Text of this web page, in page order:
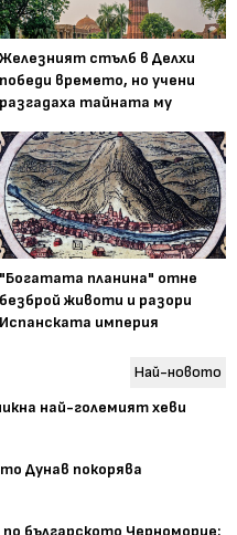
Железният стълб в Делхи
победи времето, но учени
разгадаха тайната му
"Богатата планина" отне
безброй животи и разори
Испанската империя
Най-новото
най-големият хеви
Дунав покорява